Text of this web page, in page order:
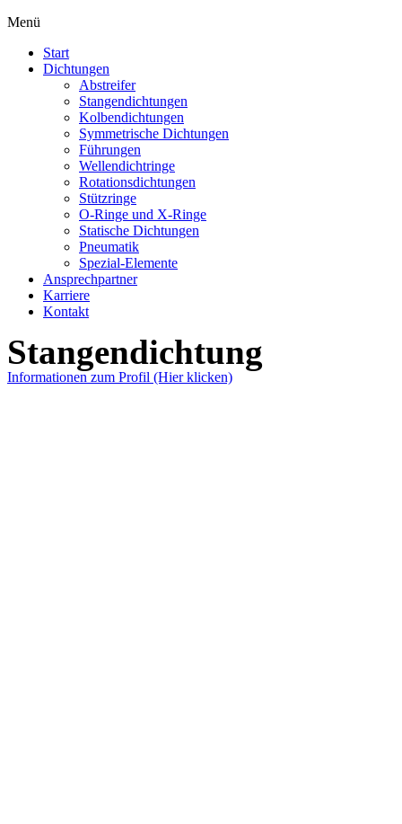
Menü
Start
Dichtungen
Abstreifer
Stangendichtungen
Kolbendichtungen
Symmetrische Dichtungen
Führungen
Wellendichtringe
Rotationsdichtungen
Stützringe
O-Ringe und X-Ringe
Statische Dichtungen
Pneumatik
Spezial-Elemente
Ansprechpartner
Karriere
Kontakt
Stangendichtung
Informationen zum Profil (Hier klicken)